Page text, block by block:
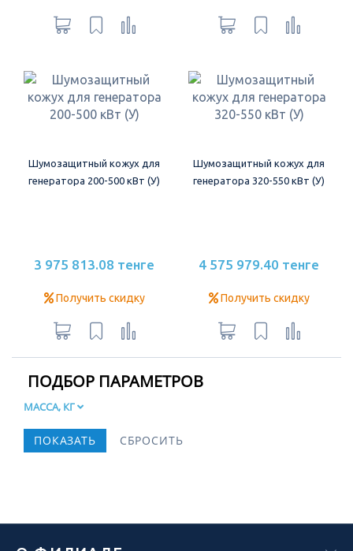
Шумозащитный кожух для
генератора 200-500 кВт (У)
3 975 813.08 тенге
Получить скидку
Шумозащитный кожух для
генератора 320-550 кВт (У)
4 575 979.40 тенге
Получить скидку
ПОДБОР ПАРАМЕТРОВ
МАССА, КГ